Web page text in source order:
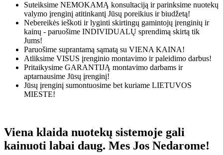
Suteiksime NEMOKAMĄ konsultaciją ir parinksime nuotekų
valymo įrenginį atitinkantį Jūsų poreikius ir biudžetą!
Nebereikės ieškoti ir lyginti skirtingų gamintojų įrenginių ir
kainų - paruošime INDIVIDUALŲ sprendimą skirtą tik
Jums!
Paruošime suprantamą sąmatą su VIENA KAINA!
Atliksime VISUS įrenginio montavimo ir paleidimo darbus!
Pritaikysime GARANTIJĄ montavimo darbams ir
aptarnausime Jūsų įrenginį!
Jūsų įrenginį sumontuosime bet kuriame LIETUVOS
MIESTE!
Viena klaida nuotekų sistemoje gali
kainuoti labai daug. Mes Jos Nedarome!